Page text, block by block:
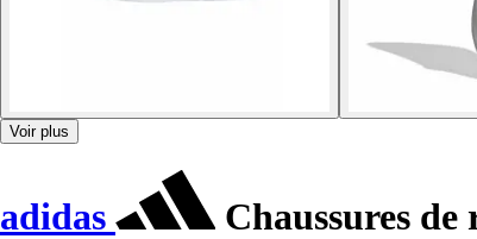
Voir plus
adidas Chaussures